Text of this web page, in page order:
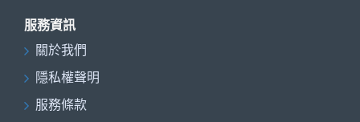
服務資訊
關於我們
隱私權聲明
服務條款